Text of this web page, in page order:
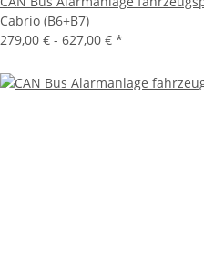
Cabrio (B6+B7)
279,00 € - 627,00 € *